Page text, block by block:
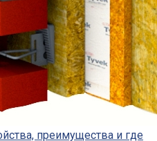
преимущества и где